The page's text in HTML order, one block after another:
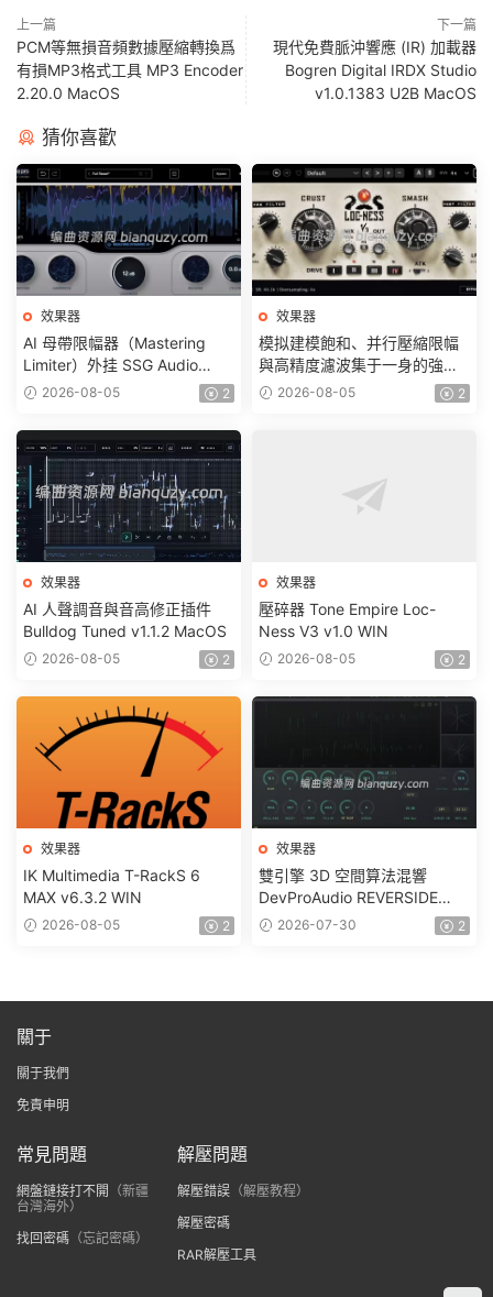
上一篇
PCM等無損音頻數據壓縮轉換爲
有損MP3格式工具 MP3 Encoder
2.20.0 MacOS
下一篇
現代免費脈沖響應 (IR) 加載器
Bogren Digital IRDX Studio
v1.0.1383 U2B MacOS
猜你喜歡
效果器
AI 母帶限幅器（Mastering
Limiter）外挂 SSG Audio
Loudness PRO v1.1.104
2026-08-05 2
效果器
模拟建模飽和、并行壓縮限幅
與高精度濾波集于一身的強大
音色塑形插件 Tone Empire
LocnessV3 v3.1.0 MacOS
2026-08-05 2
效果器
AI 人聲調音與音高修正插件
Bulldog Tuned v1.1.2 MacOS
2026-08-05 2
效果器
壓碎器 Tone Empire Loc-
Ness V3 v1.0 WIN
2026-08-05 2
效果器
IK Multimedia T-RackS 6
MAX v6.3.2 WIN
2026-08-05 2
效果器
雙引擎 3D 空間算法混響
DevProAudio REVERSIDE
1.0.0 WIN
2026-07-30 2
關于
關于我們
免責申明
常見問題
網盤鏈接打不開
（新疆
台灣海外）
找回密碼 （忘記密碼）
解壓問題
解壓錯誤（解壓教程）
解壓密碼
RAR解壓工具